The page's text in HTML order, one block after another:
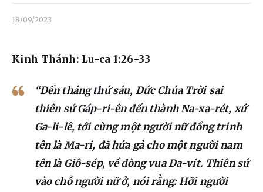
Dâng hiến
18/09/2023
Kinh Thánh: Lu-ca 1:26-33
“Đến tháng thứ sáu, Đức Chúa Trời sai
thiên sứ Gáp-ri-ên đến thành Na-xa-rét, xứ
Ga-li-lê, tới cùng một người nữ đồng trinh
tên là Ma-ri, đã hứa gả cho một người nam
tên là Giô-sép, về dòng vua Đa-vít. Thiên sứ
vào chỗ người nữ ở, nói rằng: Hỡi người